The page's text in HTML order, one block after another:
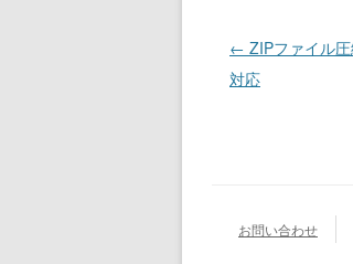
投稿ナビゲーシ
← ZIPファイル
対応
お問い合わせ